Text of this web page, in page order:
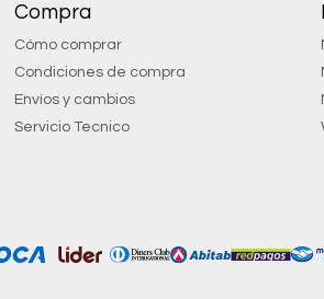
Compra
Cómo comprar
Condiciones de compra
Envíos y cambios
Servicio Tecnico